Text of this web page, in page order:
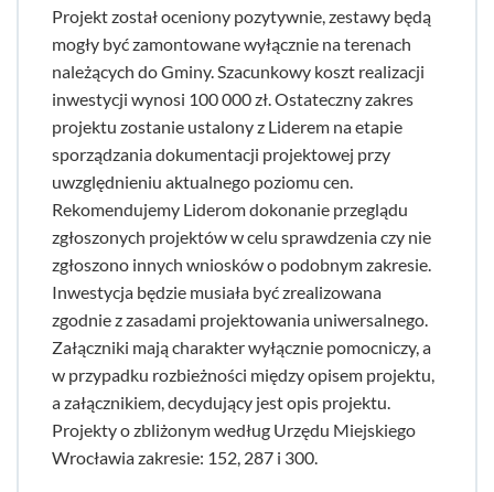
Projekt został oceniony pozytywnie, zestawy będą
mogły być zamontowane wyłącznie na terenach
należących do Gminy. Szacunkowy koszt realizacji
inwestycji wynosi 100 000 zł. Ostateczny zakres
projektu zostanie ustalony z Liderem na etapie
sporządzania dokumentacji projektowej przy
uwzględnieniu aktualnego poziomu cen.
Rekomendujemy Liderom dokonanie przeglądu
zgłoszonych projektów w celu sprawdzenia czy nie
zgłoszono innych wniosków o podobnym zakresie.
Inwestycja będzie musiała być zrealizowana
zgodnie z zasadami projektowania uniwersalnego.
Załączniki mają charakter wyłącznie pomocniczy, a
w przypadku rozbieżności między opisem projektu,
a załącznikiem, decydujący jest opis projektu.
Projekty o zbliżonym według Urzędu Miejskiego
Wrocławia zakresie: 152, 287 i 300.